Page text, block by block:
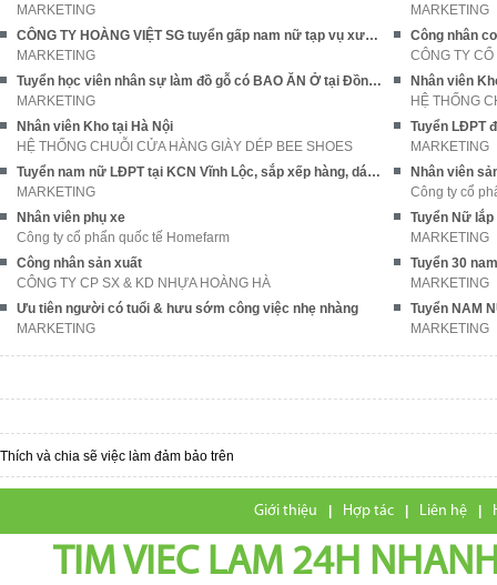
MARKETING
MARKETING
CÔNG TY HOÀNG VIỆT SG tuyển gấp nam nữ tạp vụ xưởng may
MARKETING
Công nhân
CÔNG TY
Tuyển học viên nhân sự làm đồ gỗ có BAO ĂN Ở tại Đồng Nai
MARKETING
HỆ THỐNG
Nhân viên Kho tại Hà Nội
HỆ THỐNG CHUỖI CỬA HÀNG GIÀY DÉP BEE SHOES
MARKETING
Tuyển nam nữ LĐPT tại KCN Vĩnh Lộc, sắp xếp hàng, dán hộp
MARKETING
Nhân viên
Công ty cổ
Nhân viên phụ xe
Công ty cổ phẩn quốc tế Homefarm
MARKETING
Công nhân sản xuất
CÔNG TY CP SX & KD NHỰA HOÀNG HÀ
MARKETING
Ưu tiên người có tuổi & hưu sớm công việc nhẹ nhàng
MARKETING
Tuyển NAM
MARKETING
Thích và chia sẽ việc làm đảm bảo trên
Giới thiệu | Hợp tác | Liên hệ |
TIM VIEC LAM 24H